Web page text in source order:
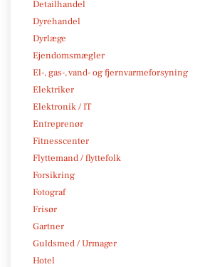
Detailhandel
Dyrehandel
Dyrlæge
Ejendomsmægler
El-, gas-, vand- og fjernvarmeforsyning
Elektriker
Elektronik / IT
Entreprenør
Fitnesscenter
Flyttemand / flyttefolk
Forsikring
Fotograf
Frisør
Gartner
Guldsmed / Urmager
Hotel